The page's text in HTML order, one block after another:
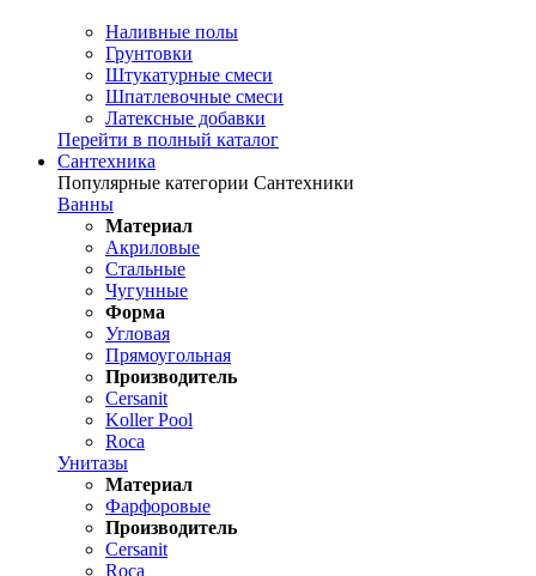
Наливные полы
Грунтовки
Штукатурные смеси
Шпатлевочные смеси
Латексные добавки
Перейти в полный каталог
Сантехника
Популярные категории Сантехники
Ванны
Материал
Акриловые
Стальные
Чугунные
Форма
Угловая
Прямоугольная
Производитель
Cersanit
Koller Pool
Roca
Унитазы
Материал
Фарфоровые
Производитель
Cersanit
Roca